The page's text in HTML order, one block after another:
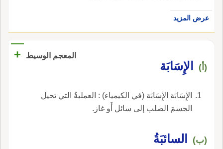
عرض المزيد
المعجم الوسيط +
(أ) الإِسَابَة
الإِسَابَة الإِسَابَة (في الكيمياء) : العمليةُ التي تحيل
الجسمَ الصلب إلى سائل أَو غاز.
(ب) السائبَةُ